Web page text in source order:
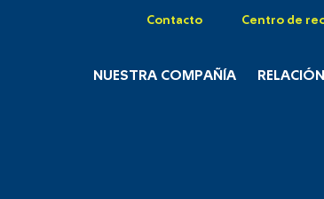
Contacto Centro de
NUESTRA COMPAÑÍA